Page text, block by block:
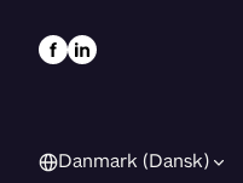
Danmark (Dansk)